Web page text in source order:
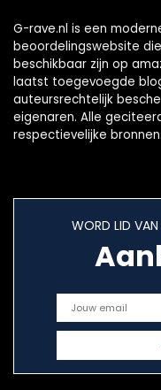
G-rave.nl is een
beoordelingswebsite
beschikbaar zijn op
laatst toegevoegde
auteursrechtelijk
eigenaren. Alle
respectievelijke bronnen.
WORD LID